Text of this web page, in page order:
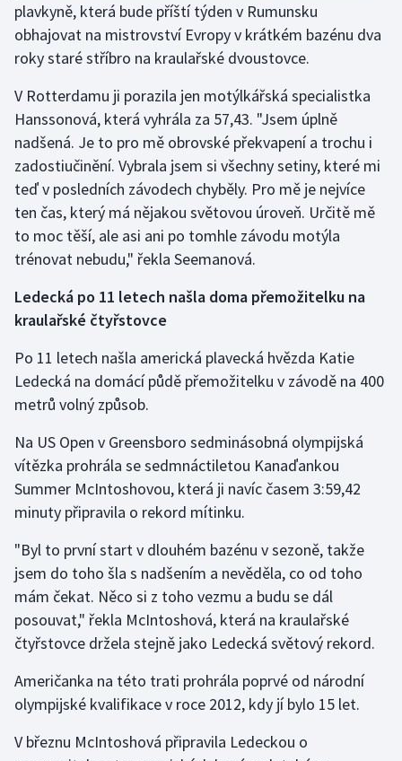
Házená
Judo
Krasobruslení
Lezení
Lyže a snowboard
Moderní pětiboj
Olympijské hry
Parasport
Plavání
Plážový volejbal
Ragby
Rychlobruslení
Rychlostní kanoistika
Short track
plavkyně, která bude příští týden v Rumunsku
obhajovat na mistrovství Evropy v krátkém bazénu dva
roky staré stříbro na kraulařské dvoustovce.
V Rotterdamu ji porazila jen motýlkářská specialistka
Hanssonová, která vyhrála za 57,43. "Jsem úplně
nadšená. Je to pro mě obrovské překvapení a trochu i
zadostiučinění. Vybrala jsem si všechny setiny, které mi
teď v posledních závodech chyběly. Pro mě je nejvíce
ten čas, který má nějakou světovou úroveň. Určitě mě
to moc těší, ale asi ani po tomhle závodu motýla
trénovat nebudu," řekla Seemanová.
Ledecká po 11 letech našla doma přemožitelku na
kraulařské čtyřstovce
Po 11 letech našla americká plavecká hvězda Katie
Ledecká na domácí půdě přemožitelku v závodě na 400
metrů volný způsob.
Na US Open v Greensboro sedminásobná olympijská
vítězka prohrála se sedmnáctiletou Kanaďankou
Summer McIntoshovou, která ji navíc časem 3:59,42
minuty připravila o rekord mítinku.
"Byl to první start v dlouhém bazénu v sezoně, takže
jsem do toho šla s nadšením a nevěděla, co od toho
mám čekat. Něco si z toho vezmu a budu se dál
posouvat," řekla McIntoshová, která na kraulařské
čtyřstovce držela stejně jako Ledecká světový rekord.
Američanka na této trati prohrála poprvé od národní
olympijské kvalifikace v roce 2012, kdy jí bylo 15 let.
V březnu McIntoshová připravila Ledeckou o